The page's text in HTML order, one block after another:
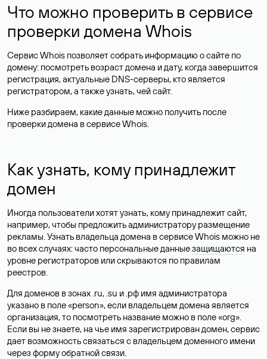
Что можно проверить в сервисе
проверки домена Whois
Сервис Whois позволяет собрать информацию о сайте по
домену: посмотреть возраст домена и дату, когда завершится
регистрация, актуальные DNS-серверы, кто является
регистратором, а также узнать, чей сайт.
Ниже разбираем, какие данные можно получить после
проверки домена в сервисе Whois.
Как узнать, кому принадлежит
домен
Иногда пользователи хотят узнать, кому принадлежит сайт,
например, чтобы предложить администратору размещение
рекламы. Узнать владельца домена в сервисе Whois можно не
во всех случаях: часто персональные данныезащищаются на
уровне регистраторов или скрываются по правилам
реестров.
Для доменов в зонах .ru, .su и .рф имя администратора
указано в поле «person», если владельцем домена является
организация, то посмотреть название можно в поле «org».
Если вы не знаете, на чье имя зарегистрирован домен, сервис
дает возможность связаться с владельцем доменного имени
через форму обратной связи.